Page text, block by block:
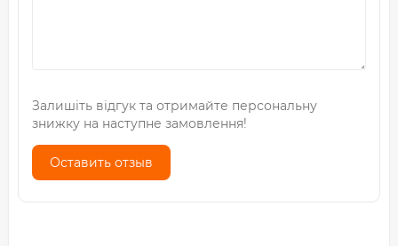
Залишіть відгук та отримайте персональну
знижку на наступне замовлення!
Оставить отзыв